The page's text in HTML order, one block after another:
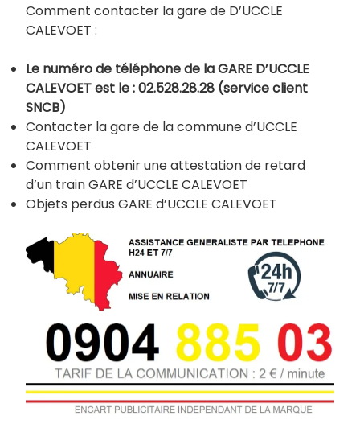
Comment contacter la gare de D’UCCLE
CALEVOET :
Le numéro de téléphone de la GARE D’UCCLE
CALEVOET est le : 02.528.28.28 (service client
SNCB)
Contacter la gare de la commune d’UCCLE
CALEVOET
Comment obtenir une attestation de retard
d’un train GARE d’UCCLE CALEVOET
Objets perdus GARE d’UCCLE CALEVOET